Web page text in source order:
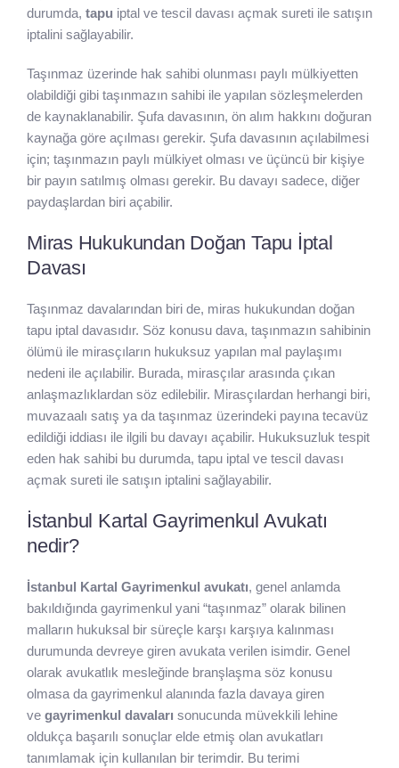
durumda, tapu iptal ve tescil davası açmak sureti ile satışın
iptalini sağlayabilir.
Taşınmaz üzerinde hak sahibi olunması paylı mülkiyetten
olabildiği gibi taşınmazın sahibi ile yapılan sözleşmelerden
de kaynaklanabilir. Şufa davasının, ön alım hakkını doğuran
kaynağa göre açılması gerekir. Şufa davasının açılabilmesi
için; taşınmazın paylı mülkiyet olması ve üçüncü bir kişiye
bir payın satılmış olması gerekir. Bu davayı sadece, diğer
paydaşlardan biri açabilir.
Miras Hukukundan Doğan Tapu İptal
Davası
Taşınmaz davalarından biri de, miras hukukundan doğan
tapu iptal davasıdır. Söz konusu dava, taşınmazın sahibinin
ölümü ile mirasçıların hukuksuz yapılan mal paylaşımı
nedeni ile açılabilir. Burada, mirasçılar arasında çıkan
anlaşmazlıklardan söz edilebilir. Mirasçılardan herhangi biri,
muvazaalı satış ya da taşınmaz üzerindeki payına tecavüz
edildiği iddiası ile ilgili bu davayı açabilir. Hukuksuzluk tespit
eden hak sahibi bu durumda, tapu iptal ve tescil davası
açmak sureti ile satışın iptalini sağlayabilir.
İstanbul Kartal Gayrimenkul Avukatı
nedir?
İstanbul Kartal Gayrimenkul avukatı, genel anlamda
bakıldığında gayrimenkul yani “taşınmaz” olarak bilinen
malların hukuksal bir süreçle karşı karşıya kalınması
durumunda devreye giren avukata verilen isimdir. Genel
olarak avukatlık mesleğinde branşlaşma söz konusu
olmasa da gayrimenkul alanında fazla davaya giren
ve gayrimenkul davaları sonucunda müvekkili lehine
oldukça başarılı sonuçlar elde etmiş olan avukatları
tanımlamak için kullanılan bir terimdir. Bu terimi